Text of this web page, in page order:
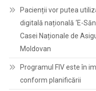
Pacienții vor putea
digitală națională ‘E-
Casei Naționale de
Moldovan
Programul FIV este în
conform planificării